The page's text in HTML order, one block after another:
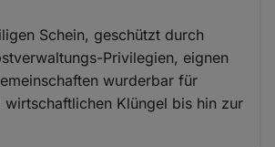
Schein, geschützt durch
Privilegien, eignen
wurderbar für
wirtschaftlichen Klüngel bis hin zur